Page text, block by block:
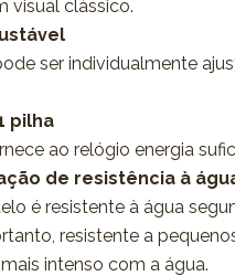
visual clássico.
ser individualmente
pilha
ao relógio energia
de resistência à
é resistente à água
resistente a
intenso com a água.